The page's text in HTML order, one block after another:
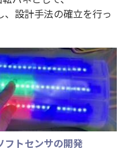
設計手法の確立を行っ
フトセンサの開発